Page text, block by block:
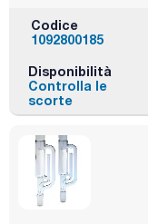
Codice
1092800185
Disponibilità
Controlla le
scorte